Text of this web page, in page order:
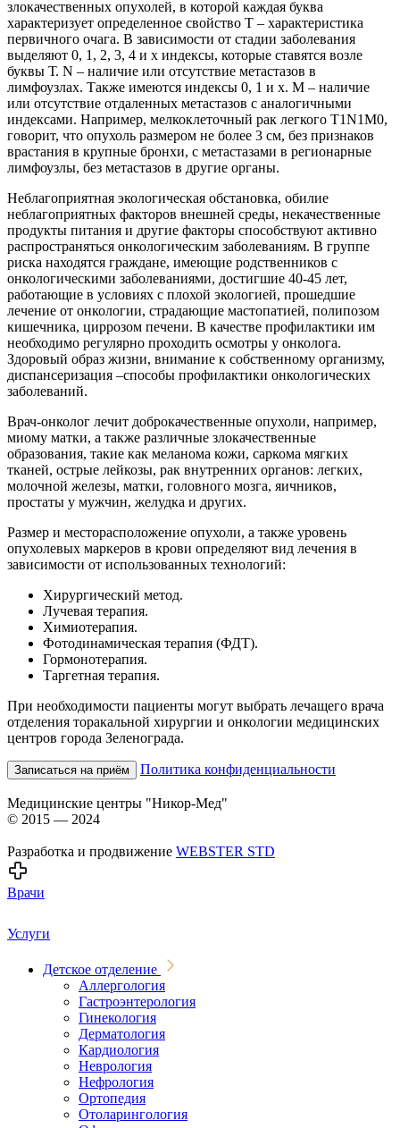
злокачественных опухолей, в которой каждая буква
характеризует определенное свойство Т – характеристика
первичного очага. В зависимости от стадии заболевания
выделяют 0, 1, 2, 3, 4 и х индексы, которые ставятся возле
буквы Т. N – наличие или отсутствие метастазов в
лимфоузлах. Также имеются индексы 0, 1 и х. M – наличие
или отсутствие отдаленных метастазов с аналогичными
индексами. Например, мелкоклеточный рак легкого Т1N1M0,
говорит, что опухоль размером не более 3 см, без признаков
врастания в крупные бронхи, с метастазами в регионарные
лимфоузлы, без метастазов в другие органы.
Неблагоприятная экологическая обстановка, обилие
неблагоприятных факторов внешней среды, некачественные
продукты питания и другие факторы способствуют активно
распространяться онкологическим заболеваниям. В группе
риска находятся граждане, имеющие родственников с
онкологическими заболеваниями, достигшие 40-45 лет,
работающие в условиях с плохой экологией, прошедшие
лечение от онкологии, страдающие мастопатией, полипозом
кишечника, циррозом печени. В качестве профилактики им
необходимо регулярно проходить осмотры у онколога.
Здоровый образ жизни, внимание к собственному организму,
диспансеризация –способы профилактики онкологических
заболеваний.
Врач-онколог лечит доброкачественные опухоли, например,
миому матки, а также различные злокачественные
образования, такие как меланома кожи, саркома мягких
тканей, острые лейкозы, рак внутренних органов: легких,
молочной железы, матки, головного мозга, яичников,
простаты у мужчин, желудка и других.
Размер и месторасположение опухоли, а также уровень
опухолевых маркеров в крови определяют вид лечения в
зависимости от использованных технологий:
Хирургический метод.
Лучевая терапия.
Химиотерапия.
Фотодинамическая терапия (ФДТ).
Гормонотерапия.
Таргетная терапия.
При необходимости пациенты могут выбрать лечащего врача
отделения торакальной хирургии и онкологии медицинских
центров города Зеленограда.
Записаться на приём Политика конфиденциальности
Медицинские центры "Никор-Мед"
© 2015 — 2024
Разработка и продвижение WEBSTER STD
Врачи
Услуги
Детское отделение
Аллергология
Гастроэнтерология
Гинекология
Дерматология
Кардиология
Неврология
Нефрология
Ортопедия
Отоларингология